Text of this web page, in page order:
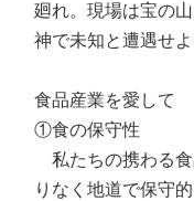
廻れ。現場は宝の
神で未知と遭遇せよ
食品産業を愛して
①食の保守性
私たちの携わる食
りなく地道で保守